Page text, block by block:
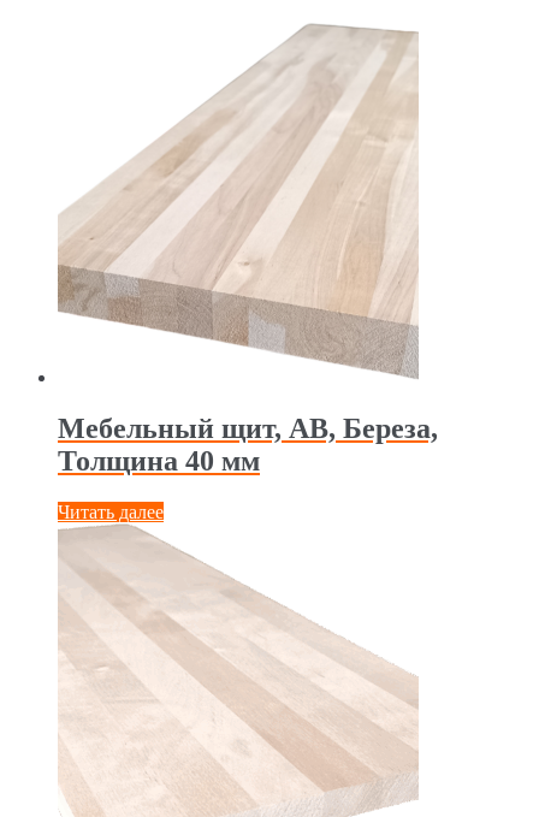
Мебельный щит, АВ, Береза,
Толщина 40 мм
Читать далее